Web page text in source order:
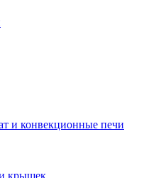
и конвекционные печи
крышек